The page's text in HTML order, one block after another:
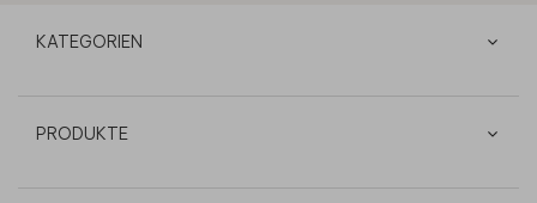
KATEGORIEN
PRODUKTE